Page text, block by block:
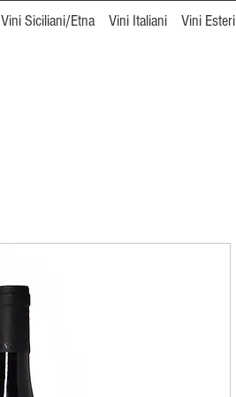
Vini Siciliani/Etna Vini Italiani Vini Esteri